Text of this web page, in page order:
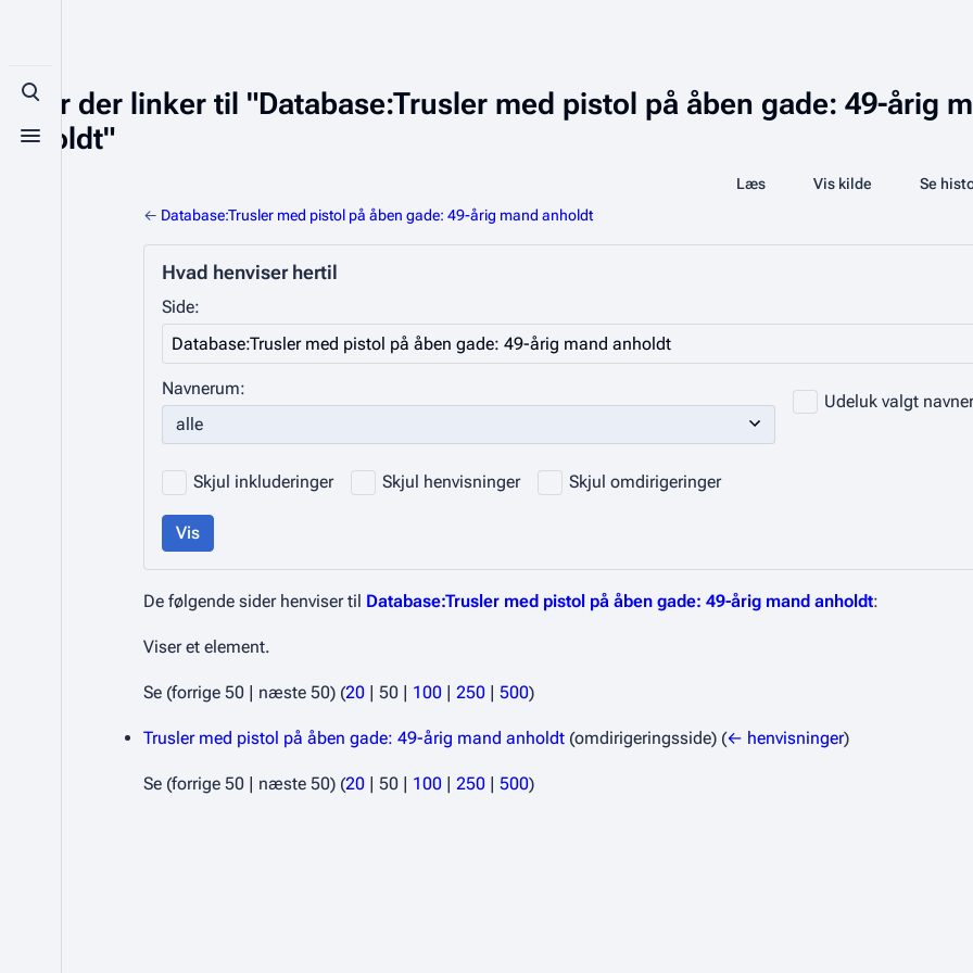
Toggle search
Toggle menu
Sider der linker til "Database:Trusler med pistol på åben gade: 49-årig
anholdt"
Visninger
Læs Vis kilde Se
← Database:Trusler med pistol på åben gade: 49-årig mand anholdt
Hvad henviser hertil
Side:
Navnerum:
Udeluk valgt
Skjul inkluderinger Skjul henvisninger Skjul omdirigeringer
Vis
De følgende sider henviser til Database:Trusler med pistol på åben gade: 49-årig mand anholdt:
Viser et element.
Se (forrige 50 | næste 50) (20 | 50 | 100 | 250 | 500)
Trusler med pistol på åben gade: 49-årig mand anholdt (omdirigeringsside) (← henvisninger)
Se (forrige 50 | næste 50) (20 | 50 | 100 | 250 | 500)